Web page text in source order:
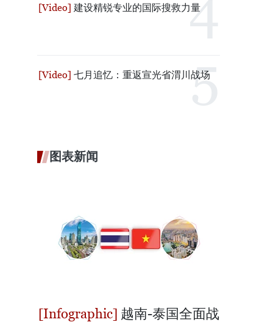
建设精锐专业的国际搜救力量
七月追忆：重返宣光省渭川战场
图表新闻
越南-泰国全面战